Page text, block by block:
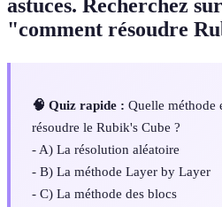
astuces. Recherchez
"comment résoudre
🧠 Quiz rapide : Quelle méthode
résoudre le Rubik's Cube ?
- A) La résolution aléatoire
- B) La méthode Layer by Layer
- C) La méthode des blocs